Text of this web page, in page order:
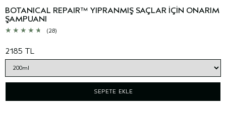
BOTANICAL REPAIR™ YIPRANMIŞ SAÇLAR İÇİN ONARIM
ŞAMPUANI
(28)
2185 TL
SEPETE EKLE